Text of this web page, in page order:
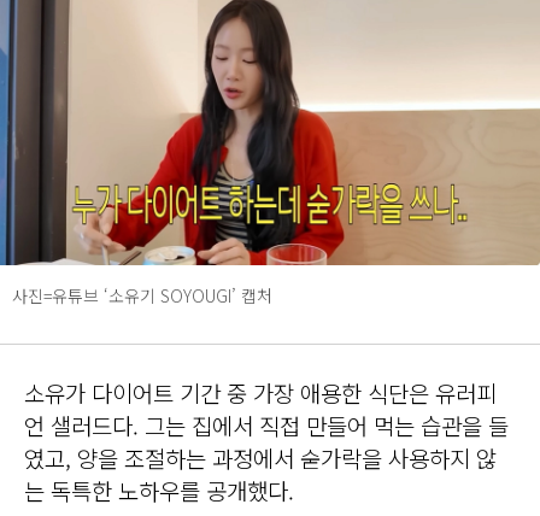
사진=유튜브 ‘소유기 SOYOUGI’ 캡처
소유가 다이어트 기간 중 가장 애용한 식단은 유러피
언 샐러드다. 그는 집에서 직접 만들어 먹는 습관을 들
였고, 양을 조절하는 과정에서 숟가락을 사용하지 않
는 독특한 노하우를 공개했다.